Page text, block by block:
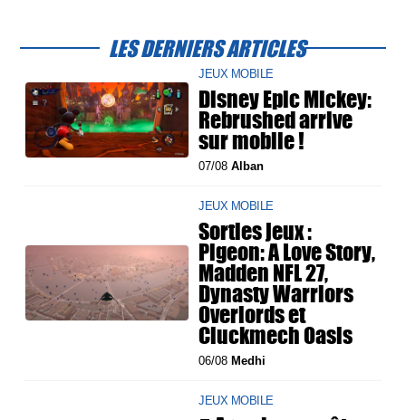
LES DERNIERS ARTICLES
JEUX MOBILE
Disney Epic Mickey:
Rebrushed arrive
sur mobile !
07/08Alban
JEUX MOBILE
Sorties jeux :
Pigeon: A Love Story,
Madden NFL 27,
Dynasty Warriors
Overlords et
Cluckmech Oasis
06/08 Medhi
JEUX MOBILE